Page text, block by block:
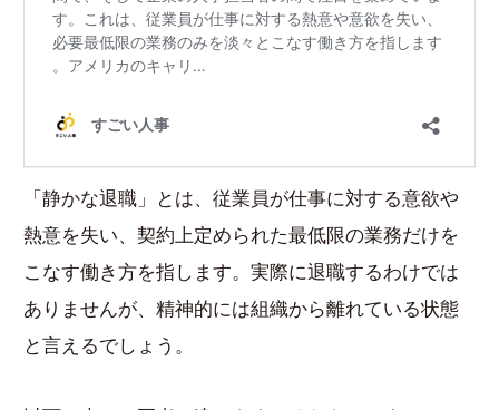
「静かな退職」とは、従業員が仕事に対する意欲や
熱意を失い、契約上定められた最低限の業務だけを
こなす働き方を指します。実際に退職するわけでは
ありませんが、精神的には組織から離れている状態
と言えるでしょう。